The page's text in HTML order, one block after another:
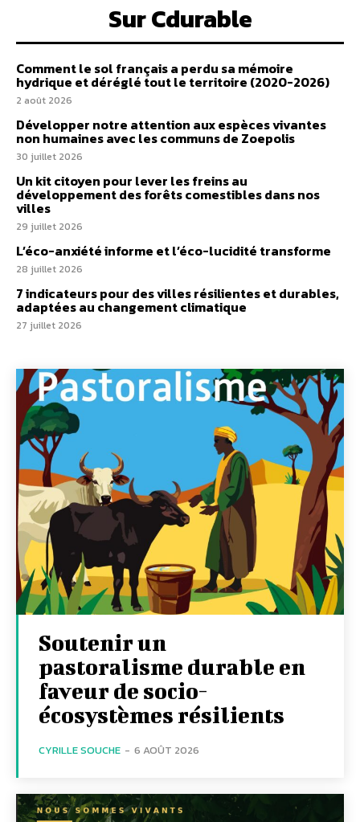
Sur Cdurable
Comment le sol français a perdu sa mémoire
hydrique et déréglé tout le territoire (2020-2026)
2 août 2026
Développer notre attention aux espèces vivantes
non humaines avec les communs de Zoepolis
30 juillet 2026
Un kit citoyen pour lever les freins au
développement des forêts comestibles dans nos
villes
29 juillet 2026
L’éco-anxiété informe et l’éco-lucidité transforme
28 juillet 2026
7 indicateurs pour des villes résilientes et durables,
adaptées au changement climatique
27 juillet 2026
Soutenir un
pastoralisme durable en
faveur de socio-
écosystèmes résilients
CYRILLE SOUCHE - 6 AOÛT 2026